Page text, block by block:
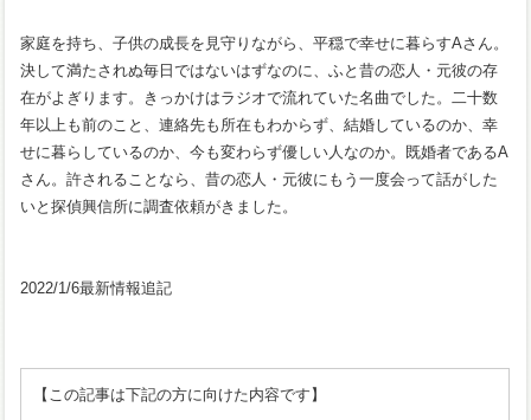
家庭を持ち、子供の成長を見守りながら、平穏で幸せに暮らすAさん。
決して満たされぬ毎日ではないはずなのに、ふと昔の恋人・元彼の存
在がよぎります。きっかけはラジオで流れていた名曲でした。二十数
年以上も前のこと、連絡先も所在もわからず、結婚しているのか、幸
せに暮らしているのか、今も変わらず優しい人なのか。既婚者であるA
さん。許されることなら、昔の恋人・元彼にもう一度会って話がした
いと探偵興信所に調査依頼がきました。
2022/1/6最新情報追記
【この記事は下記の方に向けた内容です】